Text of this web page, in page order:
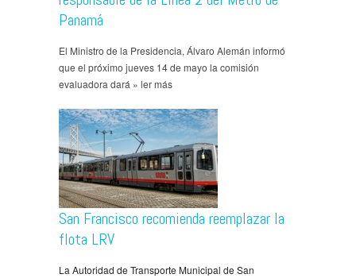
Panamá
El Ministro de la Presidencia, Álvaro Alemán informó
que el próximo jueves 14 de mayo la comisión
evaluadora dará » ler más
San Francisco recomienda reemplazar la
flota LRV
La Autoridad de Transporte Municipal de San